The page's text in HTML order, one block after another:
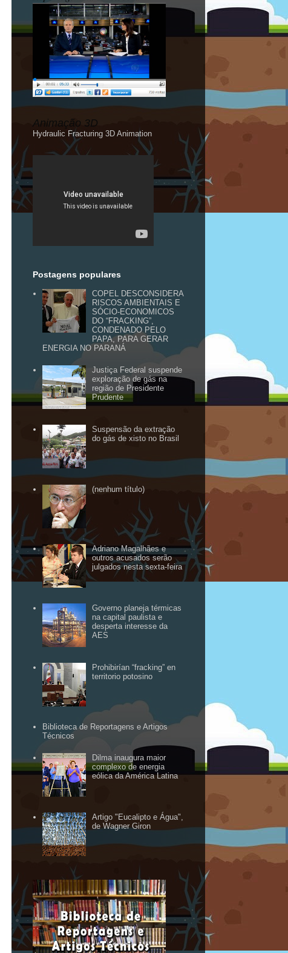
Animação 3D
Hydraulic Fracturing 3D Animation
Postagens populares
COPEL DESCONSIDERA
RISCOS AMBIENTAIS E
SÓCIO-ECONOMICOS
DO “FRACKING”,
CONDENADO PELO
PAPA, PARA GERAR
ENERGIA NO PARANÁ
Justiça Federal suspende
exploração de gás na
região de Presidente
Prudente
Suspensão da extração
do gás de xisto no Brasil
(nenhum título)
Adriano Magalhães e
outros acusados serão
julgados nesta sexta-feira
Governo planeja térmicas
na capital paulista e
desperta interesse da
AES
Prohibirían “fracking” en
territorio potosino
Biblioteca de Reportagens e Artigos
Técnicos
Dilma inaugura maior
complexo de energia
eólica da América Latina
Artigo "Eucalipto e Água",
de Wagner Giron